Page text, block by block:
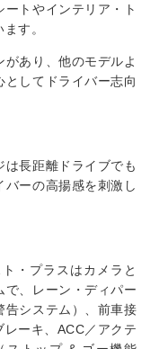
トやインテリア・ト
す。
あり、他のモデルよ
としてドライバー志向
長距離ドライブでも
ーの高揚感を刺激し
・プラスはカメラと
で、レーン・ディパー
告システム）、前車接
ーキ、ACC／アクテ